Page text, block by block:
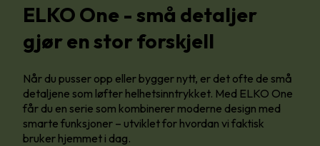
ELKO One - små detaljer
gjør en stor forskjell
Når du pusser opp eller bygger nytt, er det ofte de små
detaljene som løfter helhetsinntrykket. Med ELKO One
får du en serie som kombinerer moderne design med
smarte funksjoner – utviklet for hvordan vi faktisk
bruker hjemmet i dag.